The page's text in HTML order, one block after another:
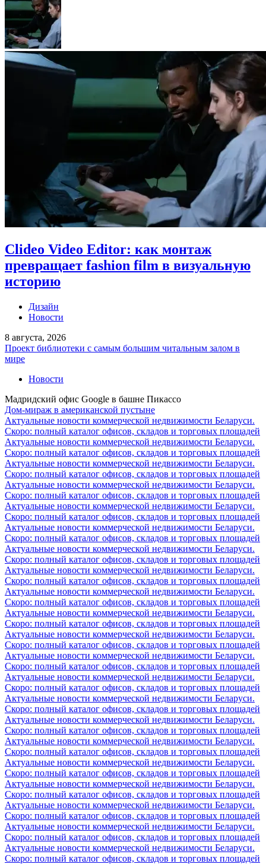
Clideo Video Editor: как монтаж
превращает fashion film в визуальную
историю
Дизайн
Новости
8 августа, 2026
Проект библиотеки с самым большим читальным залом в
мире
Новости
Мадридский офис Google в башне Пикассо
Дом-мираж в американской пустыне
Актуальные новости коммерческой недвижимости Беларуси.
Скоро: полный каталог офисов, складов и торговых площадей
Актуальные новости коммерческой недвижимости Беларуси.
Скоро: полный каталог офисов, складов и торговых площадей
Актуальные новости коммерческой недвижимости Беларуси.
Скоро: полный каталог офисов, складов и торговых площадей
Актуальные новости коммерческой недвижимости Беларуси.
Скоро: полный каталог офисов, складов и торговых площадей
Актуальные новости коммерческой недвижимости Беларуси.
Скоро: полный каталог офисов, складов и торговых площадей
Актуальные новости коммерческой недвижимости Беларуси.
Скоро: полный каталог офисов, складов и торговых площадей
Актуальные новости коммерческой недвижимости Беларуси.
Скоро: полный каталог офисов, складов и торговых площадей
Актуальные новости коммерческой недвижимости Беларуси.
Скоро: полный каталог офисов, складов и торговых площадей
Актуальные новости коммерческой недвижимости Беларуси.
Скоро: полный каталог офисов, складов и торговых площадей
Актуальные новости коммерческой недвижимости Беларуси.
Скоро: полный каталог офисов, складов и торговых площадей
Актуальные новости коммерческой недвижимости Беларуси.
Скоро: полный каталог офисов, складов и торговых площадей
Актуальные новости коммерческой недвижимости Беларуси.
Скоро: полный каталог офисов, складов и торговых площадей
Актуальные новости коммерческой недвижимости Беларуси.
Скоро: полный каталог офисов, складов и торговых площадей
Актуальные новости коммерческой недвижимости Беларуси.
Скоро: полный каталог офисов, складов и торговых площадей
Актуальные новости коммерческой недвижимости Беларуси.
Скоро: полный каталог офисов, складов и торговых площадей
Актуальные новости коммерческой недвижимости Беларуси.
Скоро: полный каталог офисов, складов и торговых площадей
Актуальные новости коммерческой недвижимости Беларуси.
Скоро: полный каталог офисов, складов и торговых площадей
Актуальные новости коммерческой недвижимости Беларуси.
Скоро: полный каталог офисов, складов и торговых площадей
Актуальные новости коммерческой недвижимости Беларуси.
Скоро: полный каталог офисов, складов и торговых площадей
Актуальные новости коммерческой недвижимости Беларуси.
Скоро: полный каталог офисов, складов и торговых площадей
Актуальные новости коммерческой недвижимости Беларуси.
Скоро: полный каталог офисов, складов и торговых площадей